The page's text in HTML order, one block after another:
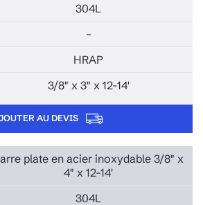
304L
–
HRAP
3/8" x 3" x 12-14'
AU DEVIS
plate en acier inoxydable 3/8" x
4" x 12-14'
304L